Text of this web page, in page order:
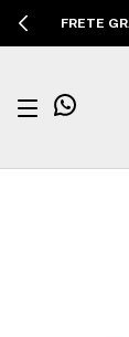
FRETE